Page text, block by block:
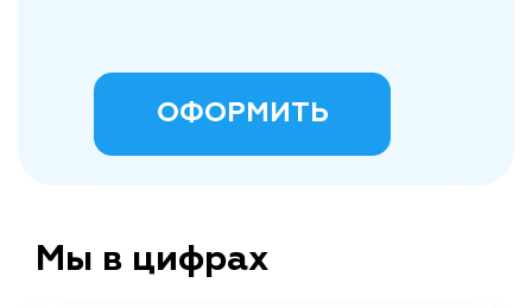
ОФОРМИТЬ
Мы в цифрах